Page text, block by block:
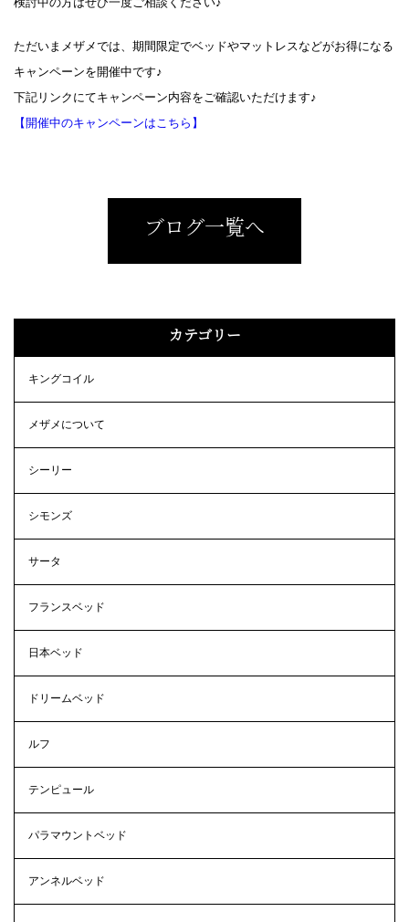
ただいまメザメでは、期間限定でベッドやマットレスなどがお得になる
キャンペーンを開催中です♪
下記リンクにてキャンペーン内容をご確認いただけます♪
【開催中のキャンペーンはこちら】
ブログ一覧へ
カテゴリー
キングコイル
メザメについて
シーリー
シモンズ
サータ
フランスベッド
日本ベッド
ドリームベッド
ルフ
テンピュール
パラマウントベッド
アンネルベッド